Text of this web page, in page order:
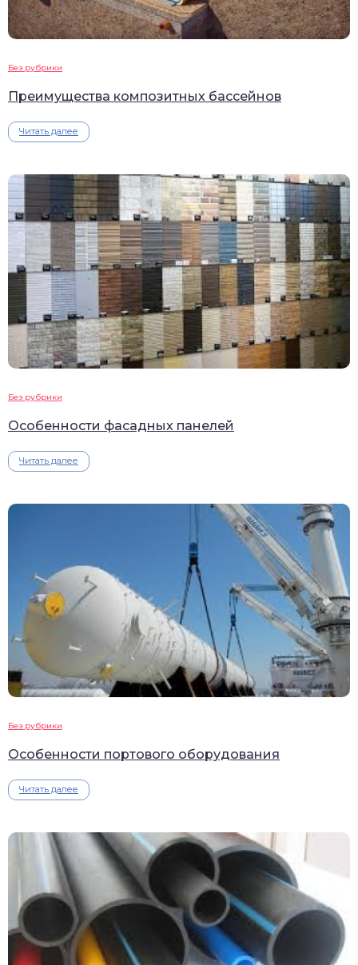
Без рубрики
Преимущества композитных бассейнов
Читать далее
Без рубрики
Особенности фасадных панелей
Читать далее
Без рубрики
Особенности портового оборудования
Читать далее